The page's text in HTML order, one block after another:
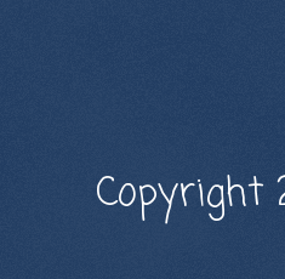
Copyright